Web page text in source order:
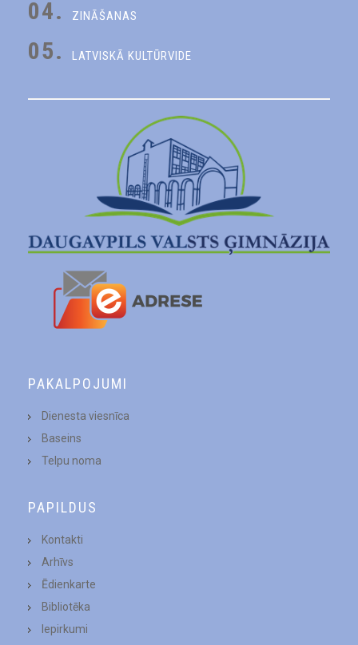
04. ZINĀŠANAS
05. LATVISKĀ KULTŪRVIDE
PAKALPOJUMI
Dienesta viesnīca
Baseins
Telpu noma
PAPILDUS
Kontakti
Arhīvs
Ēdienkarte
Bibliotēka
Iepirkumi